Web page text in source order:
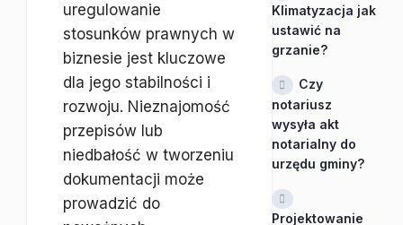
uregulowanie
stosunków prawnych w
biznesie jest kluczowe
dla jego stabilności i
rozwoju. Nieznajomość
przepisów lub
niedbałość w tworzeniu
dokumentacji może
prowadzić do
Klimatyzacja jak
ustawić na
grzanie?
Czy
notariusz
wysyła akt
notarialny do
urzędu gminy?
Projektowanie